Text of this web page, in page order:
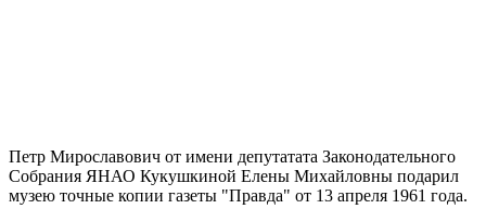
Петр Мирославович от имени депутатата Законодательного
Собрания ЯНАО Кукушкиной Елены Михайловны подарил
музею точные копии газеты "Правда" от 13 апреля 1961 года.